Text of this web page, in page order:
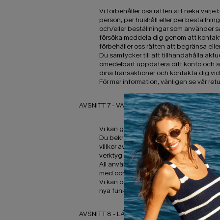
Vi förbehåller oss rätten att neka
person, per hushåll eller per
och/eller beställningar som använder
försöka meddela dig genom att
förbehåller oss rätten att begränsa
Du samtycker till att tillhandahålla
omedelbart uppdatera ditt konto och
dina transaktioner och kontakta dig
För mer information, vänligen se vår
AVSNITT 7 - VALFRIA VERKTYG
Vi kan ge dig tillgång till verktyg från
Du bekräftar och samtycker till att vi
villkor av något slag och utan något
verktyg från tredje part.
All användning av valfria verktyg som
med och godkänner villkoren för de
Vi kan också i framtiden komma att
nya funktioner och/eller tjänster ska
AVSNITT 8 - LÄNKAR TILL TREDJE PART